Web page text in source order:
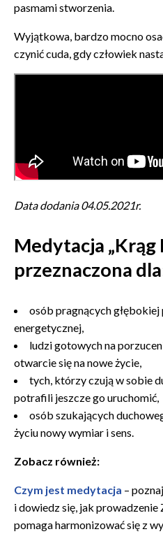
pasmami stworzenia.
Wyjątkowa, bardzo mocno
czynić cuda, gdy człowiek
Data dodania 04.05.2021r.
Medytacja „Krąg
przeznaczona
osób pragnących
energetycznej,
ludzi gotowych na
otwarcie się na nowe życie,
tych, którzy czują w sobie
potrafili jeszcze go uruchomić,
osób szukających
życiu nowy wymiar i sens.
Zobacz również:
Czym jest medytacja –
i dowiedz się, jak
pomaga harmonizować się z